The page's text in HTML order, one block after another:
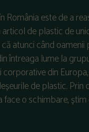
România este de a
de plastic de
atunci când
întreaga lume la
din
de plastic.
o schimbare,